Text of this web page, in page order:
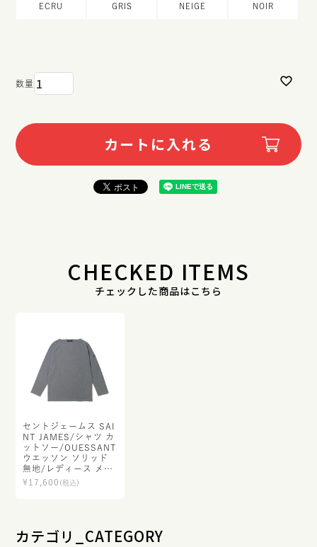
ECRU GRIS NEIGE NOIR
カートに入れる
CHECKED ITEMS
チェックした商品はこちら
セントジェームス SAI
NT JAMES/シャツ カ
ットソー/OUESSANT
ウエッソン ソリッド
無地/レディース メン
ズ【正規取扱】
¥ 17,600 (税込)
カテゴリ_CATEGORY